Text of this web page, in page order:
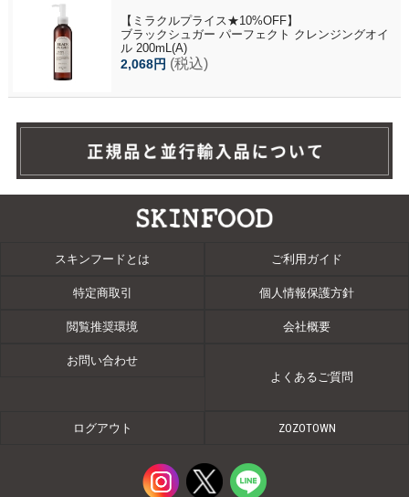
【ミラクルプライス★10%OFF】
ブラックシュガー パーフェクト クレンジングオイ
ル 200mL(A)
2,068円 (税込)
スキンフードとは ご利用ガイド
特定商取引 個人情報保護方針
閲覧推奨環境 会社概要
お問い合わせ
よくあるご質問
ログアウト ZOZOTOWN